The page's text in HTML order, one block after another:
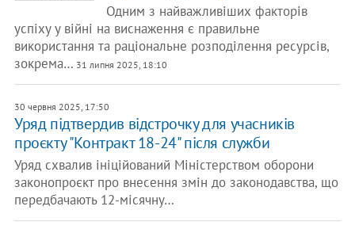
Одним з найважливіших факторів
успіху у війні на виснаження є правильне
використання та раціональне розподілення ресурсів,
зокрема… 31 липня 2025, 18:10
30 червня 2025, 17:50
Уряд підтвердив відстрочку для учасників
проєкту "Контракт 18-24" після служби
Уряд схвалив ініційований Міністерством оборони
законопроєкт про внесення змін до законодавства, що
передбачають 12-місячну…